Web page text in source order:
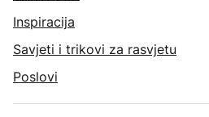
Inspiracija
Savjeti i trikovi za rasvjetu
Poslovi